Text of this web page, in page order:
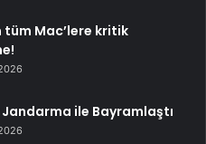
tüm Mac’lere kritik
ile Bayramlaştı